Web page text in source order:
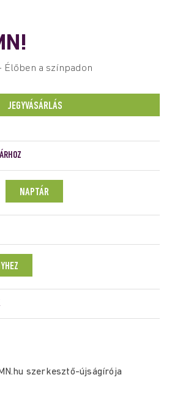
Élőben a színpadon
JEGYVÁSÁRLÁS
NAPTÁR
szerkesztő-újságírója